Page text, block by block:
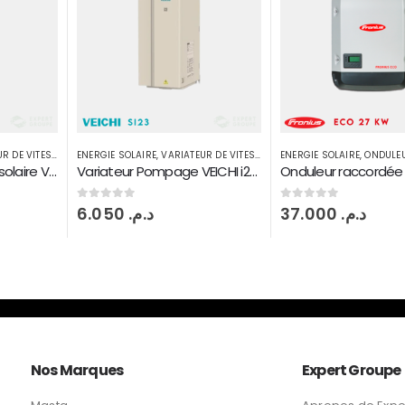
DE VITESSE
Variateur Pompage solaire VEICHI i23 4 kW 3PH
ENERGIE SOLAIRE,VARIATEUR DE VITESSE
Variateur Pompage VEICHI i23 15 kW
0sur 5 د.م.
ENERGIE SOLAIRE,
0sur 5 د.م.
Nos Marques Expert Groupe